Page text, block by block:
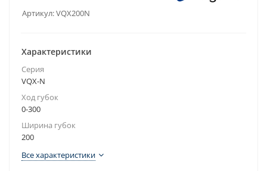
Артикул:VQX200N
Характеристики
Серия
VQX-N
Ход губок
0-300
Ширина губок
200
Все характеристики